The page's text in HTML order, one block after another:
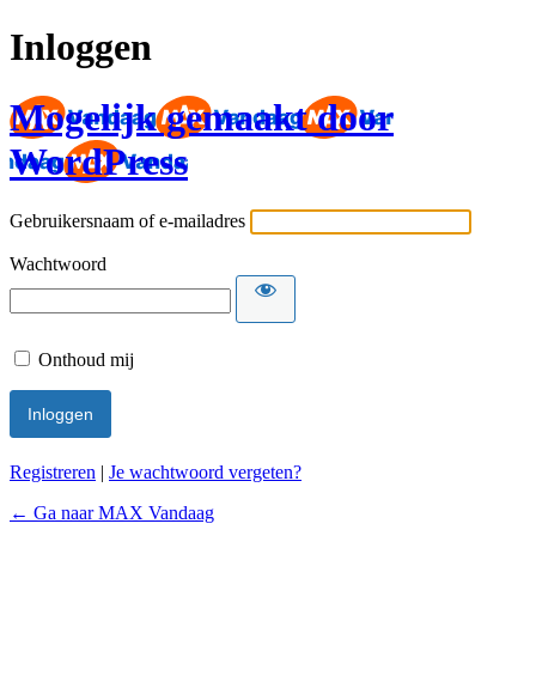
Inloggen
Mogelijk gemaakt door
WordPress
Gebruikersnaam of e-mailadres
Wachtwoord
Onthoud mij
Registreren | Je wachtwoord vergeten?
← Ga naar MAX Vandaag